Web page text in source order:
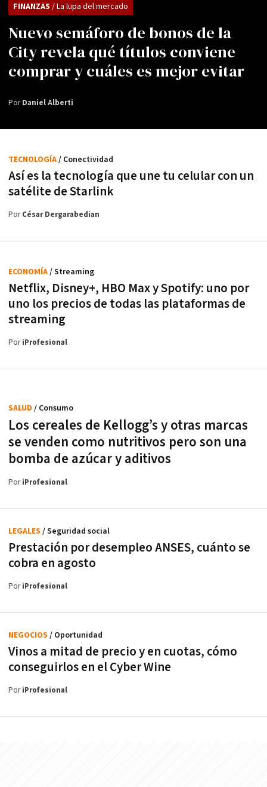
Nuevo semáforo de bonos de la
City revela qué títulos conviene
comprar y cuáles es mejor evitar
FINANZAS / La lupa del mercado
PorDaniel Alberti
Así es la tecnología que une tu celular con un
satélite de Starlink
TECNOLOGÍA/ Conectividad
PorCésar Dergarabedian
Netflix, Disney+, HBO Max y Spotify: uno por
uno los precios de todas las plataformas de
streaming
ECONOMÍA/ Streaming
PoriProfesional
Los cereales de Kellogg’s y otras marcas
se venden como nutritivos pero son una
bomba de azúcar y aditivos
SALUD / Consumo
PoriProfesional
Prestación por desempleo ANSES, cuánto se
cobra en agosto
LEGALES / Seguridad social
PoriProfesional
Vinos a mitad de precio y en cuotas, cómo
conseguirlos en el Cyber Wine
NEGOCIOS / Oportunidad
PoriProfesional